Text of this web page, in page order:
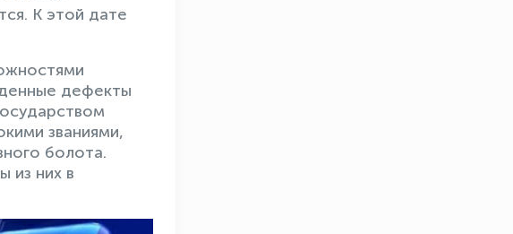
К этой дате
дефекты
званиями,
болота.
из них в